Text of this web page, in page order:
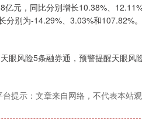
元，同比分别增长10.38%、
分别为-14.29%、3.03%和107.82%
眼风险5条融券通，预警提醒天眼风
提示：文章来自网络，不代表本站观